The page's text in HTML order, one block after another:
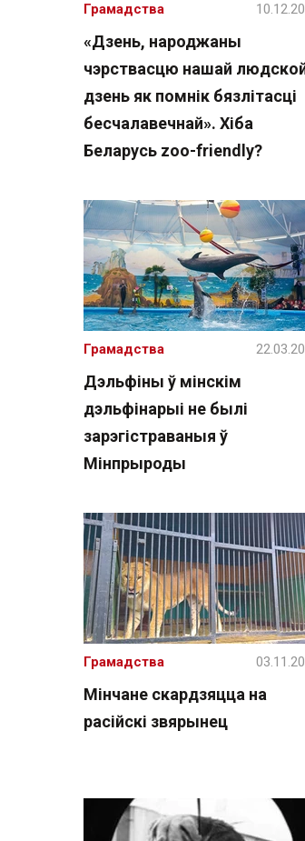
«Дзень, народжаны
чэрствасцю нашай
дзень як помнік бязлітасці
бесчалавечнай». Хіба
Беларусь zоо-friendly?
Грамадства
Дэльфіны ў мінскім
дэльфінарыі не былі
зарэгістраваныя ў
Мінпрыроды
Грамадства
Мінчане скардзяцца на
расійскі звярынец
Грамадства